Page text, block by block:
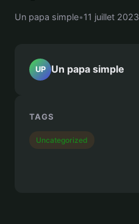
Un papa simple•11 juillet 2023
UP Un papa simple
TAGS
Uncategorized